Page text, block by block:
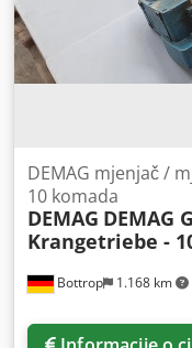
Bottrop 1.168 km
DEMAG mjenjač /
10 komada
DEMAG DEMAG
Krangetriebe -